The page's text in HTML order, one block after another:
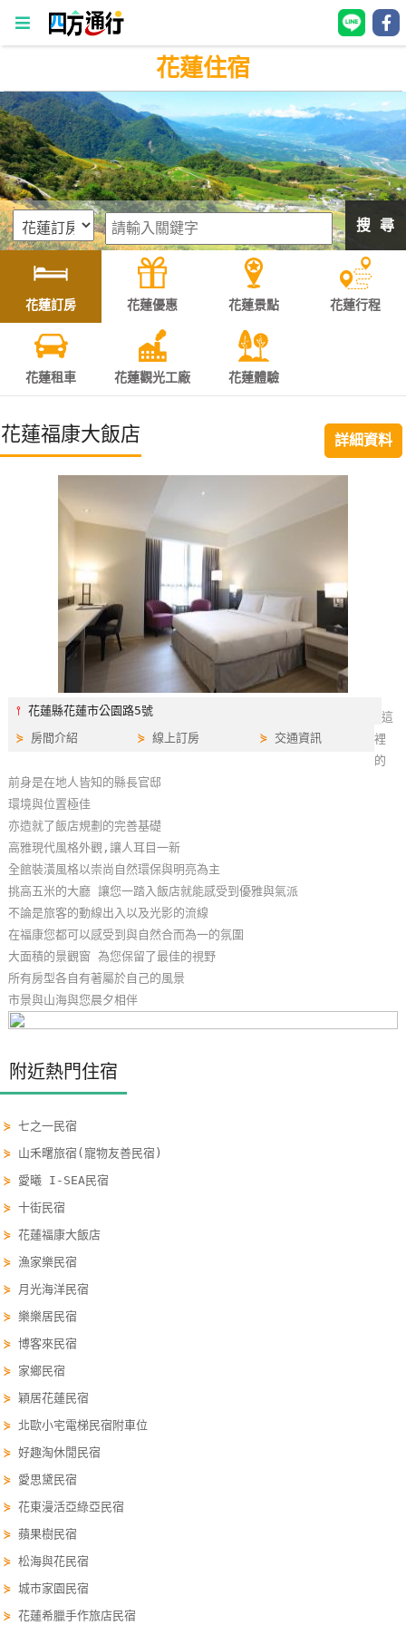
四
方
通
行
訂
房
灣
訂
房
直接跟飯店訂房HOT
特
紅
你
玩
樂
地
圖
顧
客
服
務
顧
客
意
度
訂
單
管
理
會
員
客
聯
絡
單
花蓮住宿
搜 尋
花蓮訂房 花蓮優惠 花蓮景點 花蓮行程
花蓮租車 花蓮觀光工廠 花蓮體驗
花蓮福康大飯店 詳細資料
⫯花蓮縣花蓮市公園路5號
⋟ 房間介紹 ⋟線上訂房 ⋟ 交通資訊
這
裡
的
前身是在地人皆知的縣長官邸
環境與位置極佳
亦造就了飯店規劃的完善基礎
高雅現代風格外觀,讓人耳目一新
全館裝潢風格以崇尚自然環保與明亮為主
挑高五米的大廳 讓您一踏入飯店就能感受到優雅與氣派
不論是旅客的動線出入以及光影的流線
在福康您都可以感受到與自然合而為一的氛圍
大面積的景觀窗 為您保留了最佳的視野
所有房型各自有著屬於自己的風景
市景與山海與您晨夕相伴
附近熱門住宿
⋟七之一民宿
⋟ 山禾曙旅宿(寵物友善民宿)
⋟ 愛曦 I-SEA民宿
⋟十街民宿
⋟花蓮福康大飯店
⋟漁家樂民宿
⋟ 月光海洋民宿
⋟樂樂居民宿
⋟博客來民宿
⋟ 家鄉民宿
⋟穎居花蓮民宿
⋟北歐小宅電梯民宿附車位
⋟好趣淘休閒民宿
⋟ 愛思黛民宿
⋟花東漫活亞綠亞民宿
⋟蘋果樹民宿
⋟松海與花民宿
⋟城市家園民宿
⋟花蓮希臘手作旅店民宿